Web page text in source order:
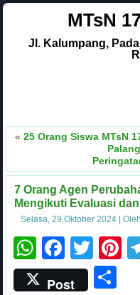
MTsN
Jl. Kalumpang,
« 25 Orang Siswa MTsN
7 Orang Agen
Mengikuti Evaluasi
Selasa, 29 Oktober 2024 |Oleh
Post